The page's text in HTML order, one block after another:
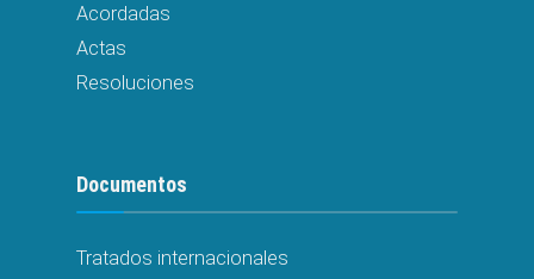
Acordadas
Actas
Resoluciones
Documentos
Tratados internacionales